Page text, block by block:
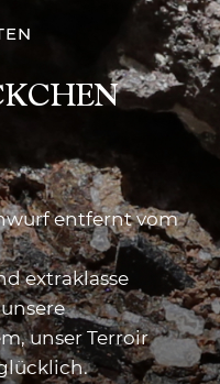
entfernt vom
extraklasse
unser Terroir